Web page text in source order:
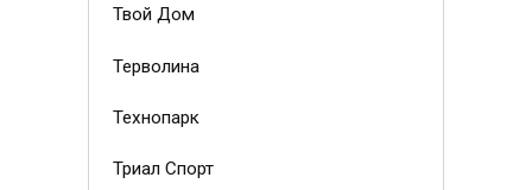
Твой Дом
Терволина
Технопарк
Триал Спорт